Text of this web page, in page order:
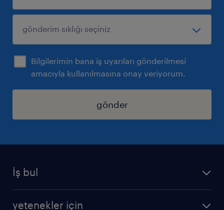
Bilgilerimin bana iş uyarıları gönderilmesi
amacıyla kullanılmasına onay veriyorum.
gönder
İş bul
yetenekler için